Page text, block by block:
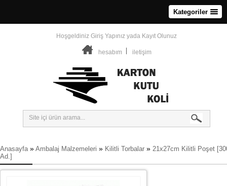
Kategoriler
Hoşgeldiniz Giriş Yapınız yada Kayıt Olunuz
hesabım iletişim
Anasayfa » Ambalaj Malzemeleri » Kilitli Torbalar » 21x27cm Kilitli Poşet
Ad.]